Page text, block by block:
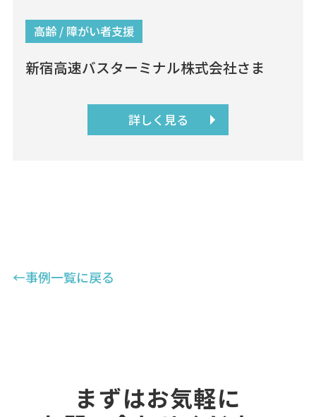
高齢 / 障がい者支援
新宿高速バスターミナル株式会社さま
詳しく見る
←事例一覧に戻る
まずはお気軽に